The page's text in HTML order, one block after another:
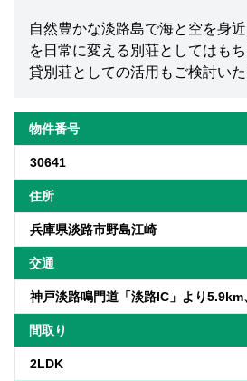
自然豊かな淡路島で海と空を身
を日常に変える別荘としてはも
貸別荘としての活用もご検討いた
物件番号
30641
住所
兵庫県淡路市野島江崎
交通
神戸淡路鳴門道「淡路IC」より5.9km
間取り
2LDK